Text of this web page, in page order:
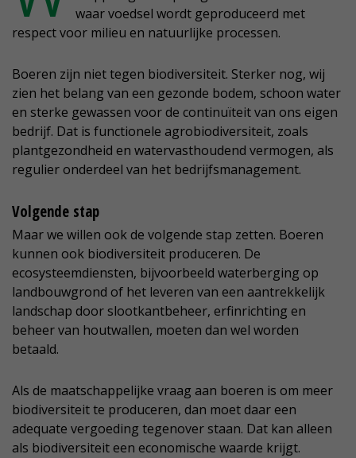
waar voedsel wordt geproduceerd met
respect voor milieu en natuurlijke processen.
Boeren zijn niet tegen biodiversiteit. Sterker nog, wij
zien het belang van een gezonde bodem, schoon water
en sterke gewassen voor de continuïteit van ons eigen
bedrijf. Dat is functionele agrobiodiversiteit, zoals
plantgezondheid en watervasthoudend vermogen, als
regulier onderdeel van het bedrijfsmanagement.
Volgende stap
Maar we willen ook de volgende stap zetten. Boeren
kunnen ook biodiversiteit produceren. De
ecosysteemdiensten, bijvoorbeeld waterberging op
landbouwgrond of het leveren van een aantrekkelijk
landschap door slootkantbeheer, erfinrichting en
beheer van houtwallen, moeten dan wel worden
betaald.
Als de maatschappelijke vraag aan boeren is om meer
biodiversiteit te produceren, dan moet daar een
adequate vergoeding tegenover staan. Dat kan alleen
als biodiversiteit een economische waarde krijgt.